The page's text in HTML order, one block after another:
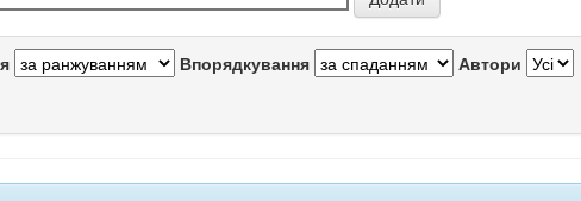
Впорядкування Автори